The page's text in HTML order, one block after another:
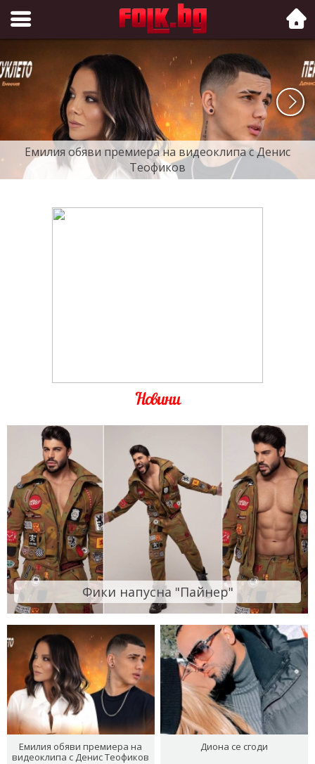
Folk.bg
Емилия обяви премиера на видеоклипа с Денис
Теофиков
Новини
Фики напусна "Пайнер"
Емилия обяви премиера на
видеоклипа с Денис Теофиков
Диона се сгоди